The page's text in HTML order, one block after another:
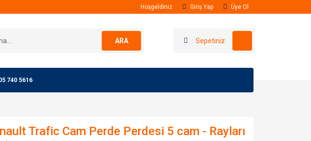
Hoşgeldiniz Giriş Yap Üye Ol
ARA Sepetiniz
740 5616
Trafic Cam Perde Perdesi 5 cam - Rayları